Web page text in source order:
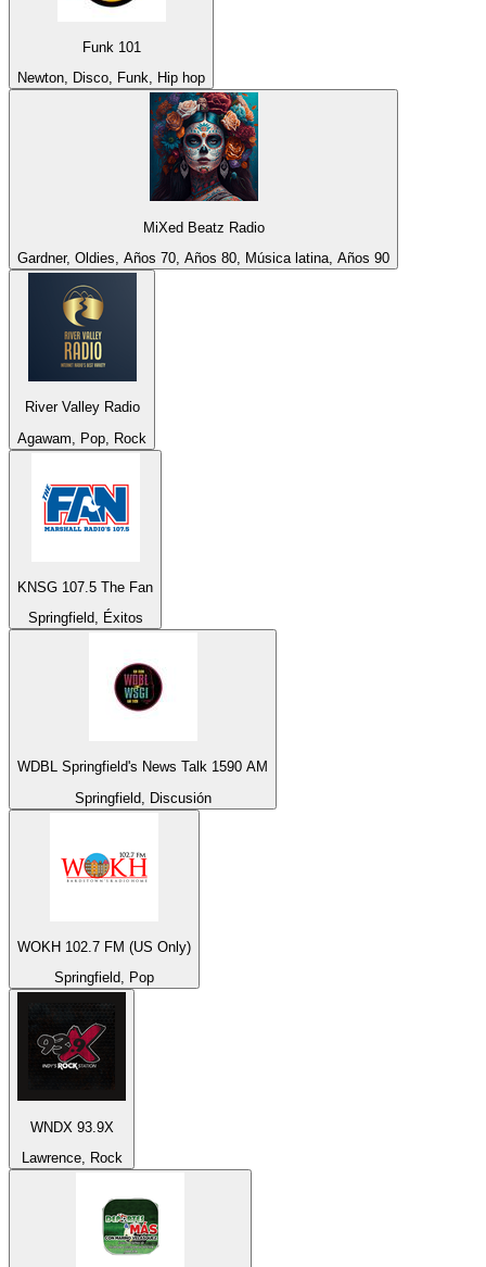
Funk 101
Newton, Disco, Funk, Hip hop
MiXed Beatz Radio
Gardner, Oldies, Años 70, Años 80, Música latina, Años 90
River Valley Radio
Agawam, Pop, Rock
KNSG 107.5 The Fan
Springfield, Éxitos
WDBL Springfield's News Talk 1590 AM
Springfield, Discusión
WOKH 102.7 FM (US Only)
Springfield, Pop
WNDX 93.9X
Lawrence, Rock